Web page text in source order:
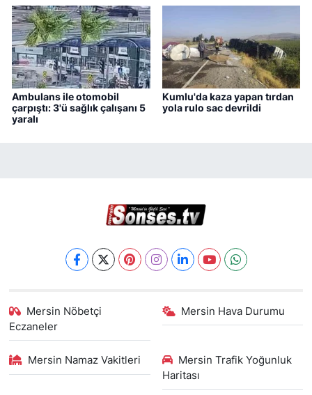
Ambulans ile otomobil
çarpıştı: 3'ü sağlık çalışanı 5
yaralı
Kumlu'da kaza yapan tırdan
yola rulo sac devrildi
Mersin Nöbetçi
Eczaneler
Mersin Hava Durumu
Mersin Namaz Vakitleri
Mersin Trafik Yoğunluk
Haritası